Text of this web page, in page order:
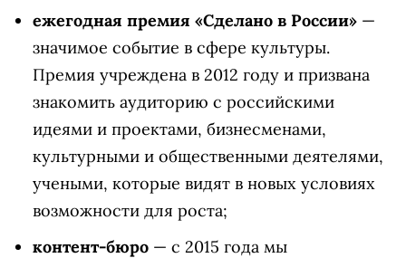
ежегодная премия «Сделано в России» —
значимое событие в сфере культуры.
Премия учреждена в 2012 году и призвана
знакомить аудиторию с российскими
идеями и проектами, бизнесменами,
культурными и общественными деятелями,
учеными, которые видят в новых условиях
возможности для роста;
контент-бюро — с 2015 года мы